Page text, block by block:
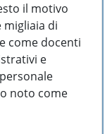
il motivo
migliaia di
come docenti
e
noto come